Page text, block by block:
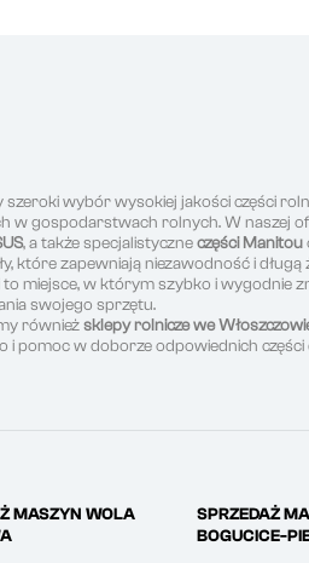
szeroki wybór wysokiej jakości części
w gospodarstwach rolnych. W naszej
, a także specjalistyczneczęści Manitou
które zapewniają niezawodność i
miejsce, w którym szybko i wygodnie
swojego sprzętu.
równieżsklepy rolnicze we
i pomoc w doborze odpowiednich części
MASZYN WOLA
SPRZEDAŻ
BOGUCICE-